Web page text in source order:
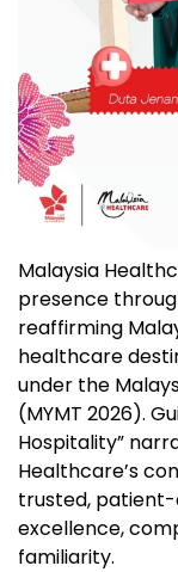
Malaysia
presence
reaffirming
healthcare
under the
(MYMT 2026).
Hospitality”
Healthcare’s
trusted,
excellence,
familiarity.